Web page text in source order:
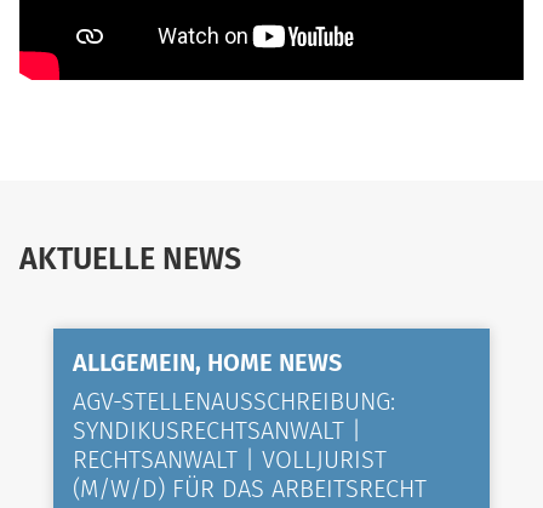
AKTUELLE NEWS
ALLGEMEIN, HOME NEWS
AGV-STELLENAUSSCHREIBUNG:
SYNDIKUSRECHTSANWALT |
RECHTSANWALT | VOLLJURIST
(M/W/D) FÜR DAS ARBEITSRECHT